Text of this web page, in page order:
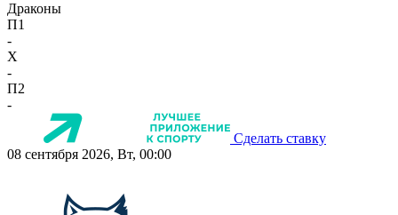
Драконы
П1
-
X
-
П2
-
Сделать ставку
08 сентября 2026, Вт, 00:00